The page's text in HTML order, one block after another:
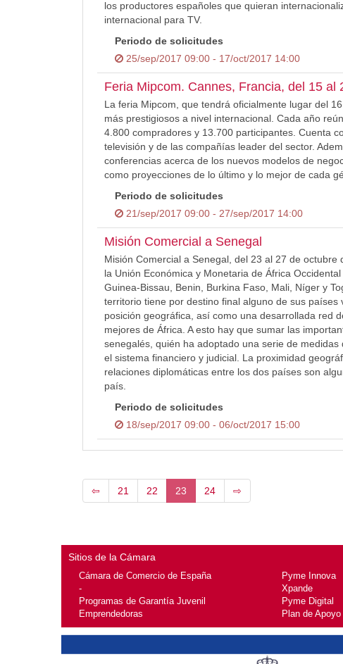
los productores españoles que quieran
internacional para TV.
Periodo de solicitudes
25/sep/2017 09:00 - 17/oct/2017 14:00
Feria Mipcom. Cannes, Francia, del 15 al
La feria Mipcom, que tendrá oficialmente lugar del
más prestigiosos a nivel internacional. Cada año
4.800 compradores y 13.700 participantes. Cuenta
televisión y de las compañías leader del sector.
conferencias acerca de los nuevos modelos de
como proyecciones de lo último y lo mejor de cada
Periodo de solicitudes
21/sep/2017 09:00 - 27/sep/2017 14:00
Misión Comercial a Senegal
Misión Comercial a Senegal, del 23 al 27 de
la Unión Económica y Monetaria de África
Guinea-Bissau, Benin, Burkina Faso, Mali, Níger y
territorio tiene por destino final alguno de sus
posición geográfica, así como una desarrollada red
mejores de África. A esto hay que sumar las
senegalés, quién ha adoptado una serie de
el sistema financiero y judicial. La proximidad
relaciones diplomáticas entre los dos países son
país.
Periodo de solicitudes
18/sep/2017 09:00 - 06/oct/2017 15:00
⇦ 21 22 23 24 ⇨
Sitios de la Cámara
Cámara de Comercio de España
-
Programas de Garantía Juvenil
Emprendedoras
Pyme Innova
Xpande
Pyme Digital
Plan de